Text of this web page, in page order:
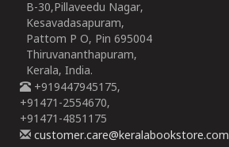
B-30,Pillaveedu Nagar,
Kesavadasapuram,
Pattom P O, Pin 695004
Thiruvananthapuram,
Kerala, India.
+919447945175,
+91471-2554670,
+91471-4851175
customer.care@keralabookstore.com